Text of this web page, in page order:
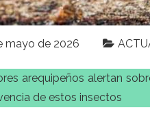
mayo de 2026
arequipeños alertan
de estos insectos